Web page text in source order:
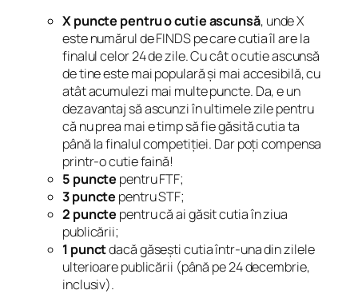
X puncte pentru o cutie ascunsă, unde X
este numărul de FINDS pe care cutia îl are la
finalul celor 24 de zile. Cu cât o cutie ascunsă
de tine este mai populară și mai accesibilă, cu
atât acumulezi mai multe puncte. Da, e un
dezavantaj să ascunzi în ultimele zile pentru
că nu prea mai e timp să fie găsită cutia ta
până la finalul competiției. Dar poți compensa
printr-o cutie faină!
5 puncte pentru FTF;
3 puncte pentru STF;
2 puncte pentru că ai găsit cutia în ziua
publicării;
1 punctdacă găsești cutia într-una din zilele
ulterioare publicării (până pe 24 decembrie,
inclusiv).